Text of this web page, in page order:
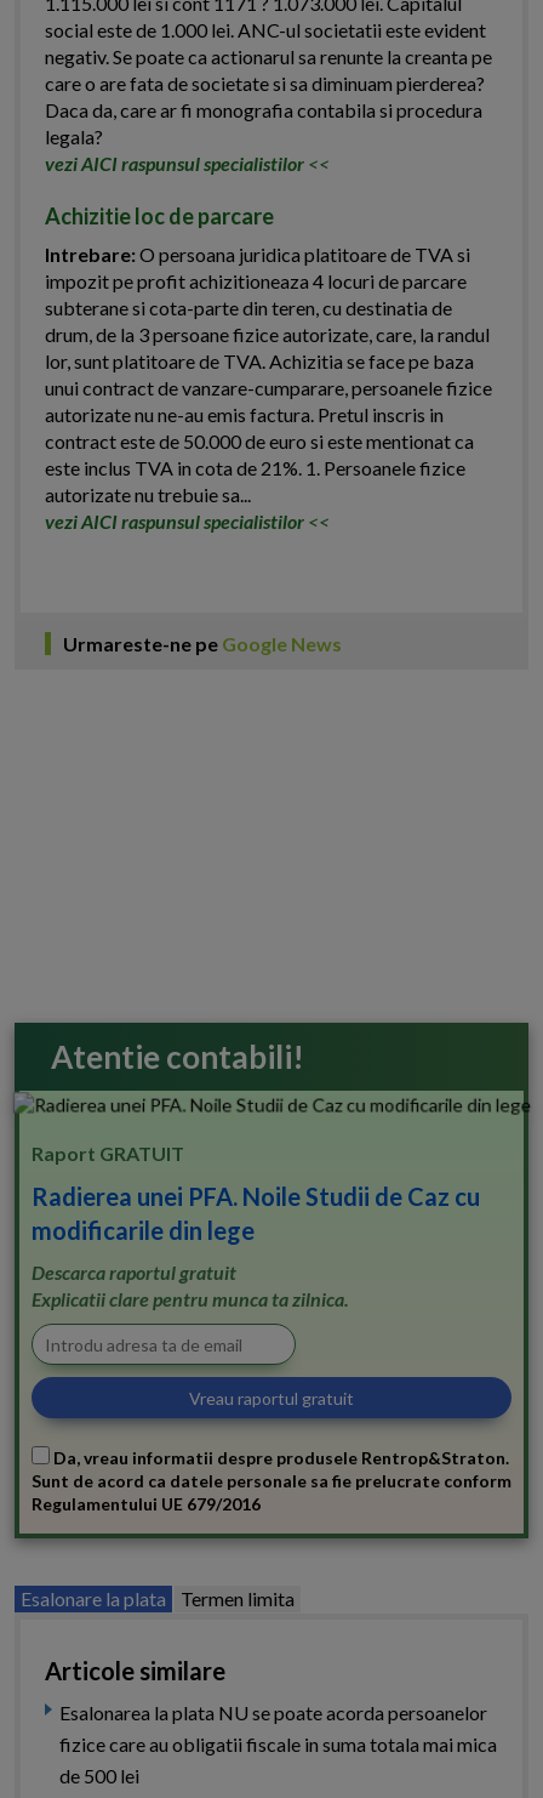
social este de 1.000 lei. ANC-ul societatii este evident
negativ. Se poate ca actionarul sa renunte la creanta pe
care o are fata de societate si sa diminuam pierderea?
Daca da, care ar fi monografia contabila si procedura
legala?
vezi AICI raspunsul specialistilor <<
Achizitie loc de parcare
Intrebare:O persoana juridica platitoare de TVA si
impozit pe profit achizitioneaza 4 locuri de parcare
subterane si cota-parte din teren, cu destinatia de
drum, de la 3 persoane fizice autorizate, care, la randul
lor, sunt platitoare de TVA. Achizitia se face pe baza
unui contract de vanzare-cumparare, persoanele fizice
autorizate nu ne-au emis factura. Pretul inscris in
contract este de 50.000 de euro si este mentionat ca
este inclus TVA in cota de 21%. 1. Persoanele fizice
autorizate nu trebuie sa...
vezi AICI raspunsul specialistilor <<
Urmareste-ne pe Google News
Atentie contabili!
Raport GRATUIT
Radierea unei PFA. Noile Studii de Caz cu
modificarile din lege
Descarca raportul gratuit
Explicatii clare pentru munca ta zilnica.
Da, vreau informatii despre produsele Rentrop&Straton.
Sunt de acord ca datele personale sa fie prelucrate conform
Regulamentului UE 679/2016
Esalonare la plata Termen limita
Articole similare
Esalonarea la plata NU se poate acorda persoanelor
fizice care au obligatii fiscale in suma totala mai mica
de 500 lei